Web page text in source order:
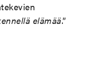
elämää.”